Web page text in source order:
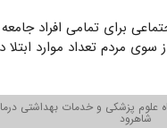
برای تمامی افراد جامعه
مردم تعداد موارد ابتلا
علوم پزشکی و خدمات بهداشتی
شاهرود